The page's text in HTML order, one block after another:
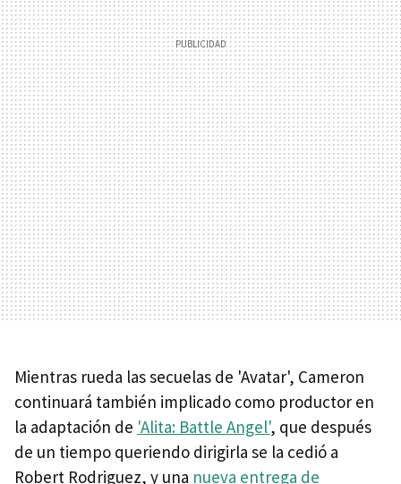
Mientras rueda las secuelas de 'Avatar', Cameron
continuará también implicado como productor en
la adaptación de 'Alita: Battle Angel', que después
de un tiempo queriendo dirigirla se la cedió a
Robert Rodriguez, y una nueva entrega de